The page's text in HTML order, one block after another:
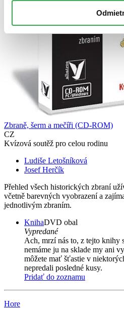
Zbraně, šerm a mečíři (CD-ROM)
CZ
Kvízová soutěž pro celou rodinu
Ludiše Letošníková
Josef Herčík
Přehled všech historických zbraní
včetně barevných vyobrazení a
jednotlivým zbraním.
KnihaDVD obal
Vypredané
Ach, mrzí nás to, z tejto knihy
nemáme ju na sklade my ani
môžete mať šťastie v
nepredali posledné kusy.
Pridať do zoznamu
Hore